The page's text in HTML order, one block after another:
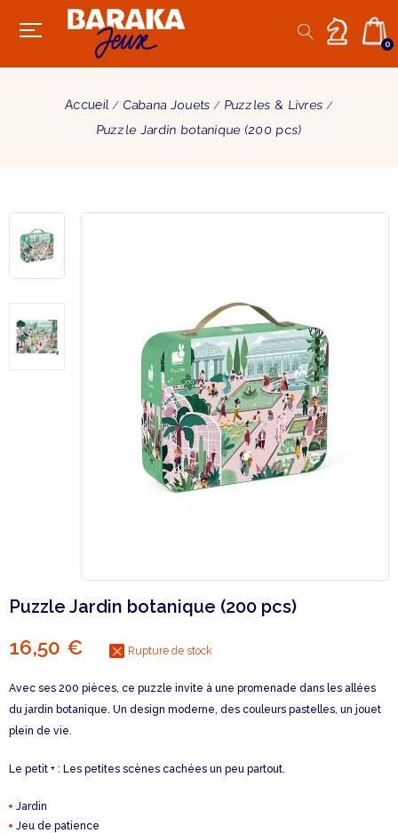
0
Accueil Cabana Jouets
Puzzles & Livres
Puzzle Jardin botanique (200 pcs)
Puzzle Jardin botanique (200 pcs)
16,50 € Rupture de stock
Avec ses 200 pièces, ce puzzle invite à une promenade dans les allées
du jardin botanique. Un design moderne, des couleurs pastelles, un jouet
plein de vie.
Le petit + : Les petites scènes cachées un peu partout.
Jardin
Jeu de patience